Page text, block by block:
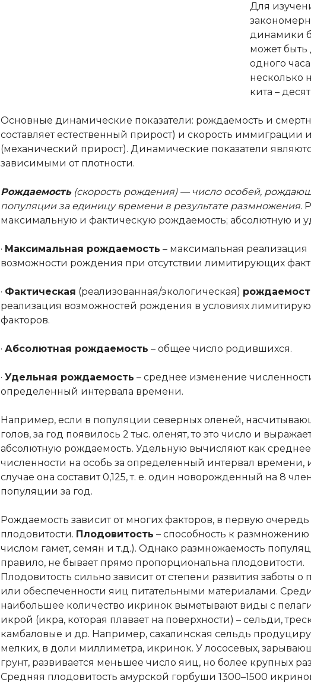
Для
динамики
может быть
одного
несколько
кита –
Основные динамические показатели: рождаемость и
составляет естественный прирост) и скорость иммиграции
(механический прирост). Динамические показатели
зависимыми от плотности.
Рождаемость(скорость рождения) — число особей,
популяции за единицу времени в результате размножения.
максимальную и фактическую рождаемость; абсолютную и
· Максимальная рождаемость – максимальная реализация
возможности рождения при отсутствии лимитирующих
· Фактическая (реализованная/экологическая)
реализация возможностей рождения в условиях
факторов.
· Абсолютная рождаемость – общее число родившихся.
· Удельная рождаемость – среднее изменение
определенный интервала времени.
Например, если в популяции северных оленей,
голов, за год появилось 2 тыс. оленят, то это число и
абсолютную рождаемость. Удельную вычисляют как
численности на особь за определенный интервал времени,
случае она составит 0,125, т. е. один новорожденный на 8
популяции за год.
Рождаемость зависит от многих факторов, в первую очередь
плодовитости. Плодовитость – способность к размножению
числом гамет, семян и т.д.). Однако размножаемость
правило, не бывает прямо пропорциональна плодовитости.
Плодовитость сильно зависит от степени развития заботы о
или обеспеченности яиц питательными материалами.
наибольшее количество икринок выметывают виды с
икрой (икра, которая плавает на поверхности) – сельди,
камбаловые и др. Например, сахалинская сельдь
мелких, в доли миллиметра, икринок. У лососевых,
грунт, развивается меньшее число яиц, но более крупных
Средняя плодовитость амурской горбуши 1300–1500